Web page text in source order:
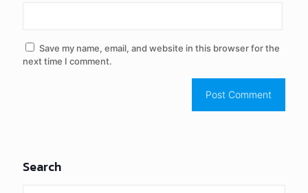
Save my name, email, and website in this browser for the
next time I comment.
Search